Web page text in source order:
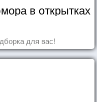
в открытках
для вас!